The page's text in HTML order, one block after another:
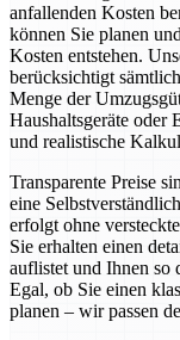
anfallenden Kosten
können Sie planen
Kosten entstehen.
berücksichtigt
Menge der
Haushaltsgeräte oder
und realistische
Transparente Preise
eine
erfolgt ohne
Sie erhalten einen
auflistet und Ihnen so
Egal, ob Sie einen
planen – wir passen